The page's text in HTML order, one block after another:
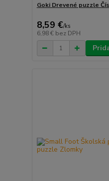
Goki Drevené puzzle
8,59 €/ks
6,98 € bez DPH